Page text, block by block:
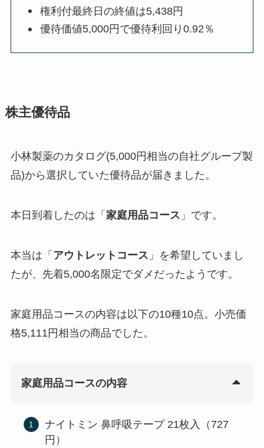
権利付最終日の終値は5,438円
優待価値5,000円で優待利回り0.92％
株主優待品
小林製薬のカタログ(5,000円相当の自社グループ製
品)から選択していた優待品が届きました。
本日到着したのは「 家庭用品コース 」です。
本当は「 アウトレットコース 」を希望していまし
たが、先着5,000名限定でダメだったようです。
家庭用品コースの内容は以下の10種10点。小売価
格5,111円相当の商品でした。
家庭用品コースの内容
ナイトミン 鼻呼吸テープ 21枚入（727
円）